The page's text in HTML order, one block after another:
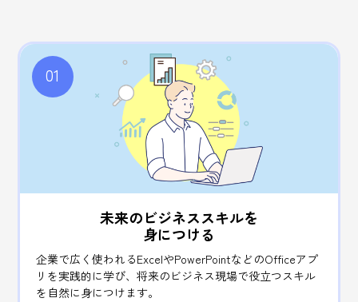
01
未来のビジネススキルを
身につける
企業で広く使われるExcelやPowerPointなどのOfficeアプ
リを実践的に学び、将来のビジネス現場で役立つスキル
を自然に身につけます。